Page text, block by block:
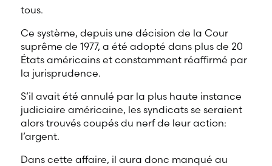
tous.
Ce système, depuis une décision de la Cour
suprême de 1977, a été adopté dans plus de 20
États américains et constamment réaffirmé par
la jurisprudence.
S’il avait été annulé par la plus haute instance
judiciaire américaine, les syndicats se seraient
alors trouvés coupés du nerf de leur action:
l’argent.
Dans cette affaire, il aura donc manqué au